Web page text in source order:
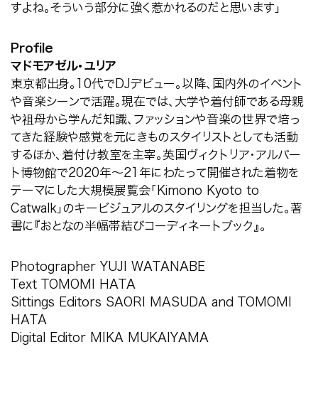
すよね。そういう部分に強く惹かれるのだと思います」
Profile
マドモアゼル・ユリア
東京都出身。 10代でDJデビュー。以降、国内外のイベント
や音楽シーンで活躍。現在では、大学や着付師である母親
や祖母から学んだ知識、ファッションや音楽の世界で培っ
てきた経験や感覚を元にきものスタイリストとしても活動
するほか、着付け教室を主宰。英国ヴィクトリア・アルバー
ト博物館で2020年～21 年にわたって開催された着物を
テーマにした大規模展覧会「 Kimono Kyoto to
Catwalk 」のキービジュアルのスタイリングを担当した。著
書に『おとなの半幅帯結びコーディネートブック』。
Photographer YUJI WATANABE
Text TOMOMI HATA
Sittings Editors SAORI MASUDA and TOMOMI
HATA
Digital Editor MIKA MUKAIYAMA